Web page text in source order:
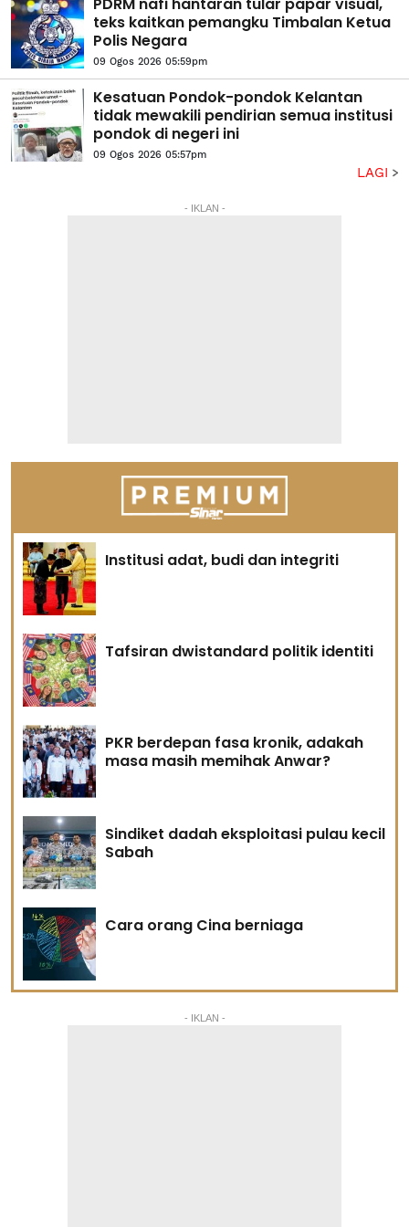
teks kaitkan pemangku Timbalan Ketua
Polis Negara
09 Ogos 2026 05:59pm
Kesatuan Pondok-pondok Kelantan
tidak mewakili pendirian semua institusi
pondok di negeri ini
09 Ogos 2026 05:57pm
LAGI
- IKLAN -
Institusi adat, budi dan integriti
Tafsiran dwistandard politik identiti
PKR berdepan fasa kronik, adakah
masa masih memihak Anwar?
Sindiket dadah eksploitasi pulau kecil
Sabah
Cara orang Cina berniaga
- IKLAN -